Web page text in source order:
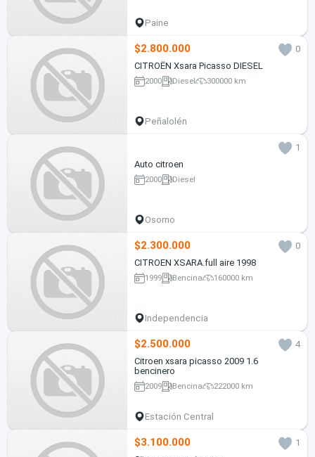
Paine
$2.800.000
0
CITROËN Xsara Picasso DIESEL
2000 Diesel 300000 km
Peñalolén
1
Auto citroen
2000 Diesel
Osorno
$2.300.000
0
CITROEN XSARA.full aire 1998
1999 Bencina 160000 km
Independencia
$2.500.000
4
Citroen xsara picasso 2009 1.6
bencinero
2009 Bencina 222000 km
Estación Central
$3.100.000
1